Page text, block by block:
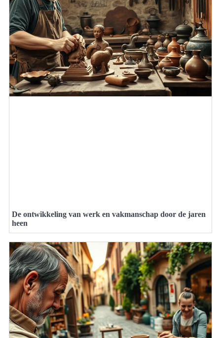
De ontwikkeling van werk en vakmanschap door de jaren
heen